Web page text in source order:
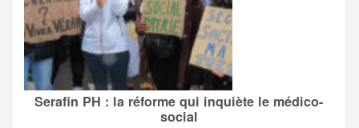
Serafin PH : la réforme qui inquiète le médico-
social